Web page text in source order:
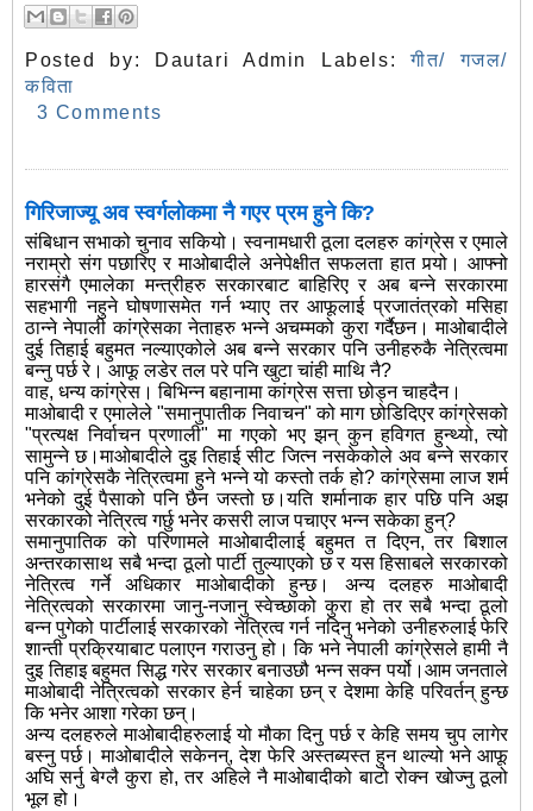
Posted by: Dautari Admin Labels:गीत/ गजल/
कविता
3 Comments
गिरिजाज्यू अव स्वर्गलोकमा नै गएर प्रम हुने कि?
संबिधान सभाको चुनाव सकियो। स्वनामधारी ठूला दलहरु कांग्रेस र एमाले
नराम्रो संग पछारिए र माओबादीले अनेपेक्षीत सफलता हात पर्‍यो। आफ्नो
हारसंगै एमालेका मन्त्रीहरु सरकारबाट बाहिरिए र अब बन्ने सरकारमा
सहभागी नहुने घोषणासमेत गर्न भ्याए तर आफूलाई प्रजातंत्रको मसिहा
ठान्ने नेपाली कांग्रेसका नेताहरु भन्ने अचम्मको कुरा गर्दैछन। माओबादीले
दुई तिहाई बहुमत नल्याएकोले अब बन्ने सरकार पनि उनीहरुकै नेत्रित्वमा
बन्नु पर्छ रे। आफू लडेर तल परे पनि खुटा चांही माथि नै?
वाह, धन्य कांग्रेस। बिभिन्न बहानामा कांग्रेस सत्ता छोड्न चाहदैन।
माओबादी र एमालेले "समानुपातीक निवाचन" को माग छोडिदिएर कांग्रेसको
"प्रत्यक्ष निर्वाचन प्रणाली" मा गएको भए झन् कुन हविगत हुन्थ्यो, त्यो
सामुन्ने छ।माओबादीले दुइ तिहाई सीट जित्न नसकेकोले अव बन्ने सरकार
पनि कांग्रेसकै नेत्रित्वमा हुने भन्ने यो कस्तो तर्क हो? कांग्रेसमा लाज शर्म
भनेको दुई पैसाको पनि छैन जस्तो छ।यति शर्मानाक हार पछि पनि अझ
सरकारको नेत्रित्व गर्छु भनेर कसरी लाज पचाएर भन्न सकेका हुन्?
समानुपातिक को परिणामले माओबादीलाई बहुमत त दिएन, तर बिशाल
अन्तरकासाथ सबै भन्दा ठूलो पार्टी तुल्याएको छ र यस हिसाबले सरकारको
नेत्रित्व गर्ने अधिकार माओबादीको हुन्छ। अन्य दलहरु माओबादी
नेत्रित्वको सरकारमा जानु-नजानु स्वेच्छाको कुरा हो तर सबै भन्दा ठूलो
बन्न पुगेको पार्टीलाई सरकारको नेत्रित्व गर्न नदिनु भनेको उनीहरुलाई फेरि
शान्ती प्रक्रियाबाट पलाएन गराउनु हो। कि भने नेपाली कांग्रेसले हामी नै
दुइ तिहाइ बहुमत सिद्ध गरेर सरकार बनाउछौ भन्न सक्न पर्यो।आम जनताले
माओबादी नेत्रित्वको सरकार हेर्न चाहेका छन् र देशमा केहि परिवर्तन् हुन्छ
कि भनेर आशा गरेका छन्।
अन्य दलहरुले माओबादीहरुलाई यो मौका दिनु पर्छ र केहि समय चुप लागेर
बस्नु पर्छ। माओबादीले सकेनन्, देश फेरि अस्तब्यस्त हुन थाल्यो भने आफू
अघि सर्नु बेग्लै कुरा हो, तर अहिले नै माओबादीको बाटो रोक्न खोज्नु ठूलो
भूल हो।